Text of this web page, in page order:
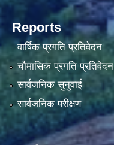
Reports
वार्षिक प्रगति प्रतिवेदन
चौमासिक प्रगति प्रतिवेदन
सार्वजनिक सुनुवाई
सार्वजनिक परीक्षण